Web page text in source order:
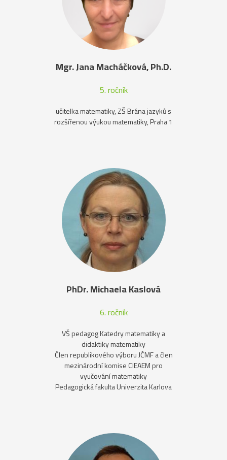
Mgr. Jana Macháčková, Ph.D.
5. ročník
učitelka matematiky, ZŠ Brána jazyků s
rozšířenou výukou matematiky, Praha 1
PhDr. Michaela Kaslová
6. ročník
VŠ pedagog Katedry matematiky a
didaktiky matematiky
Člen republikového výboru JČMF a člen
mezinárodní komise CIEAEM pro
vyučování matematiky
Pedagogická fakulta Univerzita Karlova